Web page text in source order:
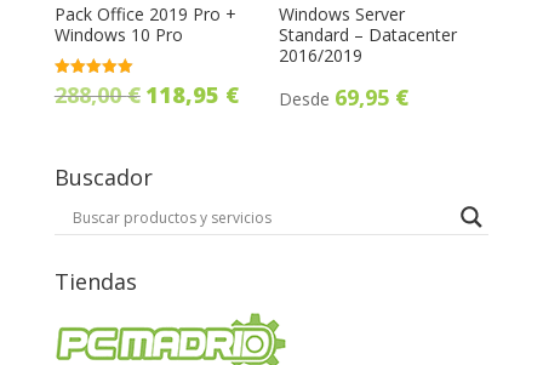
Pack Office 2019 Pro +
Windows 10 Pro
Valorado
con
288,00€ El
original
288,00 €.
118,95 €El
118,95 €.
Windows Server
Standard – Datacenter
2016/2019
Desde 69,95 €
Buscador
Tiendas